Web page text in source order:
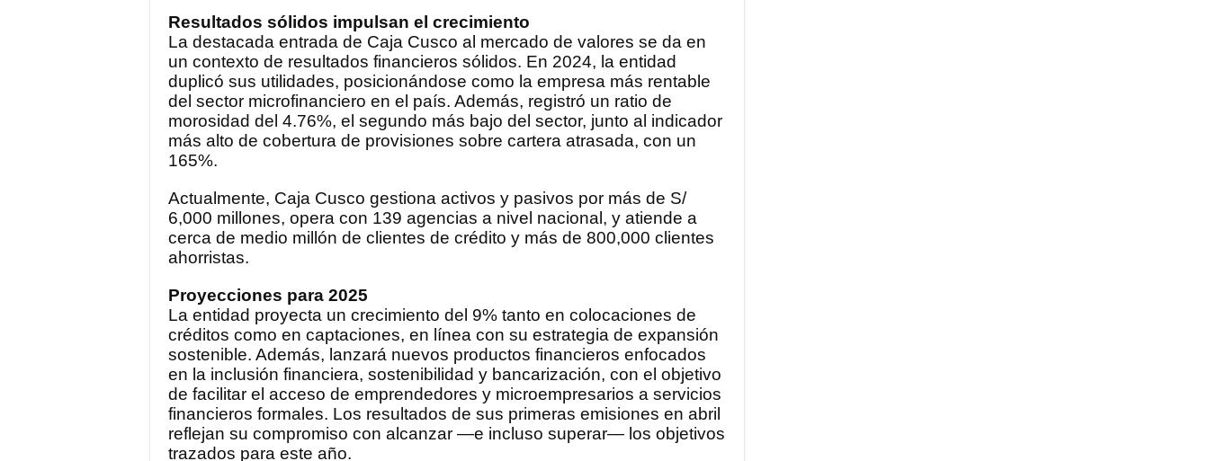
Resultados sólidos impulsan el crecimiento
La destacada entrada de Caja Cusco al mercado de valores se da en
un contexto de resultados financieros sólidos. En 2024, la entidad
duplicó sus utilidades, posicionándose como la empresa más rentable
del sector microfinanciero en el país. Además, registró un ratio de
morosidad del 4.76%, el segundo más bajo del sector, junto al indicador
más alto de cobertura de provisiones sobre cartera atrasada, con un
165%.
Actualmente, Caja Cusco gestiona activos y pasivos por más de S/
6,000 millones, opera con 139 agencias a nivel nacional, y atiende a
cerca de medio millón de clientes de crédito y más de 800,000 clientes
ahorristas.
Proyecciones para 2025
La entidad proyecta un crecimiento del 9% tanto en colocaciones de
créditos como en captaciones, en línea con su estrategia de expansión
sostenible. Además, lanzará nuevos productos financieros enfocados
en la inclusión financiera, sostenibilidad y bancarización, con el objetivo
de facilitar el acceso de emprendedores y microempresarios a servicios
financieros formales. Los resultados de sus primeras emisiones en abril
reflejan su compromiso con alcanzar —e incluso superar— los objetivos
trazados para este año.